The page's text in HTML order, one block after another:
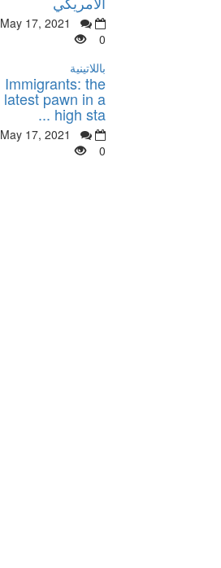
May 17, 2021
0
باللاتينية
Immigrants: the
latest pawn in a
high sta ...
May 17, 2021
0